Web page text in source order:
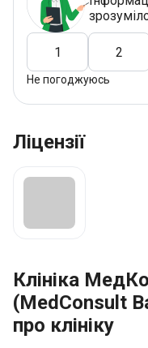
1 2
Не погоджуюсь
Ліцензії
Клініка
(MedConsult
про клініку